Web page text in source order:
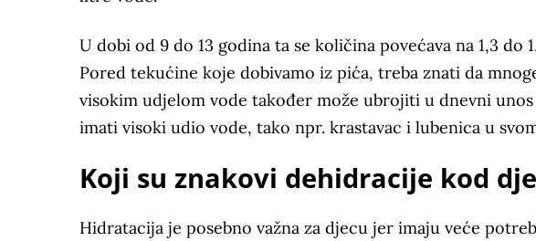
U dobi od 9 do 13 godina ta se količina povećava na 1,3 do
Pored tekućine koje dobivamo iz pića, treba znati da
visokim udjelom vode također može ubrojiti u dnevni
imati visoki udio vode, tako npr. krastavac i lubenica u
Koji su znakovi dehidracije kod
Hidratacija je posebno važna za djecu jer imaju veće